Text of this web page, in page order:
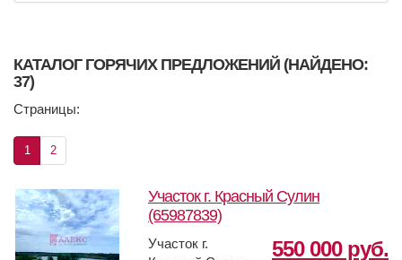
КАТАЛОГ ГОРЯЧИХ ПРЕДЛОЖЕНИЙ (НАЙДЕНО:
37)
Страницы:
1 2
Участок г. Красный Сулин
(65987839)
550 000 руб.
Участок г.